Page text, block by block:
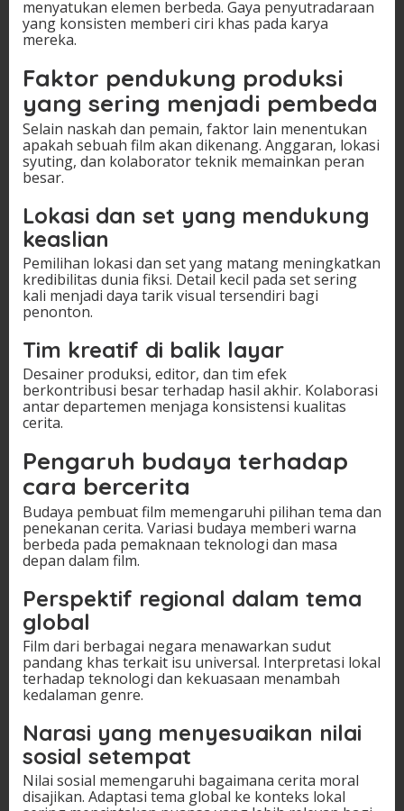
menyatukan elemen berbeda. Gaya penyutradaraan
yang konsisten memberi ciri khas pada karya
mereka.
Faktor pendukung produksi
yang sering menjadi pembeda
Selain naskah dan pemain, faktor lain menentukan
apakah sebuah film akan dikenang. Anggaran, lokasi
syuting, dan kolaborator teknik memainkan peran
besar.
Lokasi dan set yang mendukung
keaslian
Pemilihan lokasi dan set yang matang meningkatkan
kredibilitas dunia fiksi. Detail kecil pada set sering
kali menjadi daya tarik visual tersendiri bagi
penonton.
Tim kreatif di balik layar
Desainer produksi, editor, dan tim efek
berkontribusi besar terhadap hasil akhir. Kolaborasi
antar departemen menjaga konsistensi kualitas
cerita.
Pengaruh budaya terhadap
cara bercerita
Budaya pembuat film memengaruhi pilihan tema dan
penekanan cerita. Variasi budaya memberi warna
berbeda pada pemaknaan teknologi dan masa
depan dalam film.
Perspektif regional dalam tema
global
Film dari berbagai negara menawarkan sudut
pandang khas terkait isu universal. Interpretasi lokal
terhadap teknologi dan kekuasaan menambah
kedalaman genre.
Narasi yang menyesuaikan nilai
sosial setempat
Nilai sosial memengaruhi bagaimana cerita moral
disajikan. Adaptasi tema global ke konteks lokal